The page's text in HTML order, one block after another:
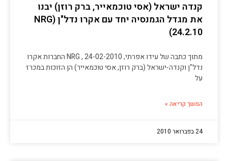
קנדה ישראל (אסי טוכמאייר, ברק רוזן) יבנו
את מגדל הגמנסיה יחד עם אקרו נדל"ן (NRG
24.2.10)
מתוך כתבה של עידו אפרתי, NRG , 24-02-2010 החברות אקרו
נדל"ן וקנדה-ישראל (ברק רוזן, אסי טוכמאייר) הן הזוכות במכרז
על
המשך קריאה »
24 בפברואר 2010